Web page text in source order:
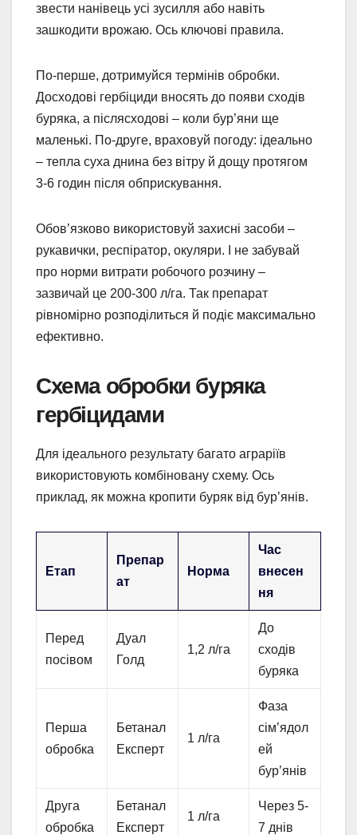
звести нанівець усі зусилля або навіть
зашкодити врожаю. Ось ключові правила.
По-перше, дотримуйся термінів обробки.
Досходові гербіциди вносять до появи сходів
буряка, а післясходові – коли бур’яни ще
маленькі. По-друге, враховуй погоду: ідеально
– тепла суха днина без вітру й дощу протягом
3-6 годин після обприскування.
Обов’язково використовуй захисні засоби –
рукавички, респіратор, окуляри. І не забувай
про норми витрати робочого розчину –
зазвичай це 200-300 л/га. Так препарат
рівномірно розподілиться й подіє максимально
ефективно.
Схема обробки буряка
гербіцидами
Для ідеального результату багато аграріїв
використовують комбіновану схему. Ось
приклад, як можна кропити буряк від бур’янів.
Етап
Препар
ат
Норма
Час
внесен
ня
Перед
посівом
Дуал
Голд
1,2 л/га
До
сходів
буряка
Перша
обробка
Бетанал
Експерт
1 л/га
Фаза
сім’ядол
ей
бур’янів
Друга
обробка
Бетанал
Експерт
1 л/га
Через 5-
7 днів